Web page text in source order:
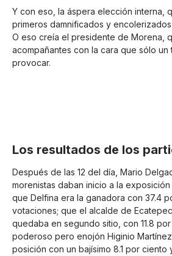
Y con eso, la áspera elección interna,
primeros damnificados y encolerizados
O eso creía el presidente de Morena,
acompañantes con la cara que sólo un
provocar.
Los resultados de los
Después de las 12 del día, Mario
morenistas daban inicio a la
que Delfina era la ganadora con 37.4
votaciones; que el alcalde de
quedaba en segundo sitio, con 11.8
poderoso pero enojón Higinio
posición con un bajísimo 8.1 por ciento